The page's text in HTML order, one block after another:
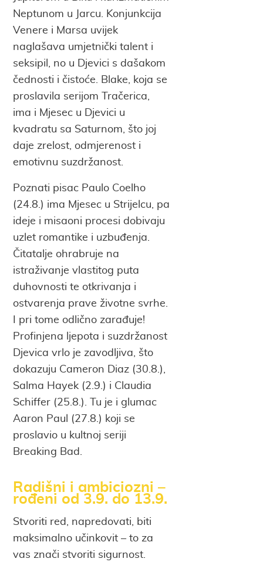
Neptunom u Jarcu. Konjunkcija
Venere i Marsa uvijek
naglašava umjetnički talent i
seksipil, no u Djevici s dašakom
čednosti i čistoće. Blake, koja se
proslavila serijom Tračerica,
ima i Mjesec u Djevici u
kvadratu sa Saturnom, što joj
daje zrelost, odmjerenost i
emotivnu suzdržanost.
Poznati pisac Paulo Coelho
(24.8.) ima Mjesec u Strijelcu, pa
ideje i misaoni procesi dobivaju
uzlet romantike i uzbuđenja.
Čitatalje ohrabruje na
istraživanje vlastitog puta
duhovnosti te otkrivanja i
ostvarenja prave životne svrhe.
I pri tome odlično zarađuje!
Profinjena ljepota i suzdržanost
Djevica vrlo je zavodljiva, što
dokazuju Cameron Diaz (30.8.),
Salma Hayek (2.9.) i Claudia
Schiffer (25.8.). Tu je i glumac
Aaron Paul (27.8.) koji se
proslavio u kultnoj seriji
Breaking Bad.
Radišni i ambiciozni –
rođeni od 3.9. do 13.9.
Stvoriti red, napredovati, biti
maksimalno učinkovit – to za
vas znači stvoriti sigurnost.